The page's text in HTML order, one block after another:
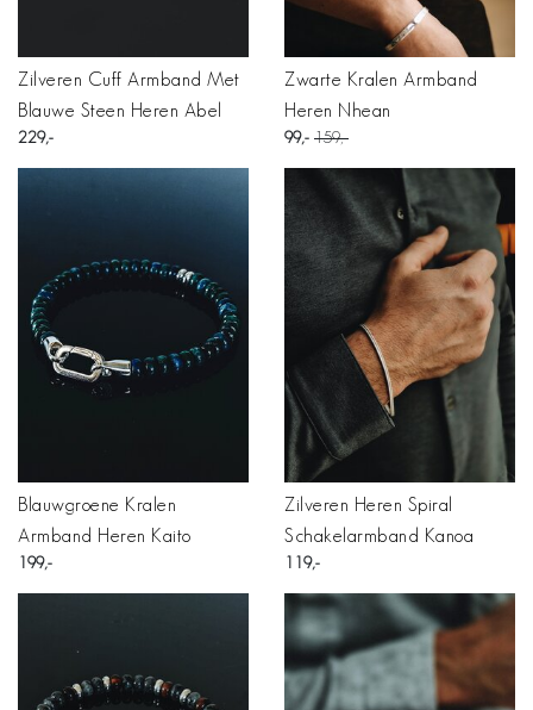
Zilveren Cuff Armband Met
Blauwe Steen Heren Abel
229
Zwarte Kralen Armband
Heren Nhean
99 159
Blauwgroene Kralen
Armband Heren Kaito
199
Zilveren Heren Spiral
Schakelarmband Kanoa
119